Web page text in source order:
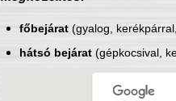
főbejárat(gyalog,
hátsó bejárat(gépkocsival,